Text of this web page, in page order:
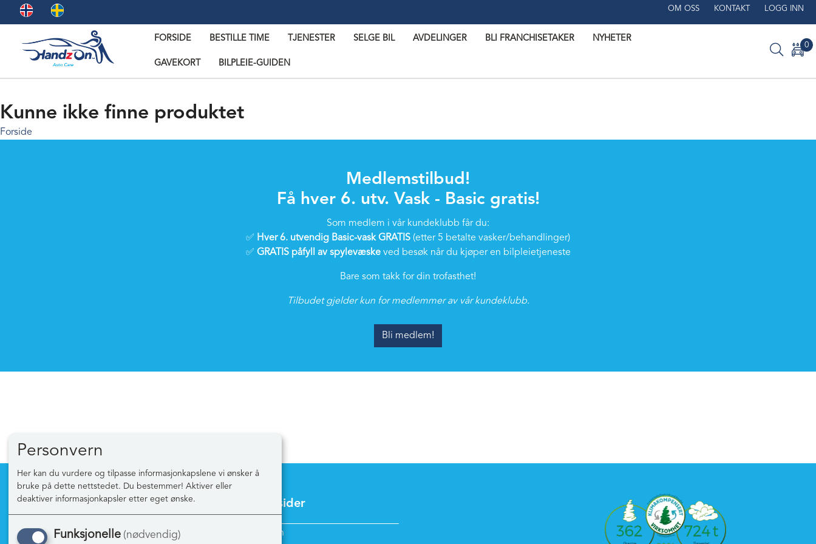
OM OSS KONTAKT LOGG INN
FORSIDE BESTILLE TIME TJENESTER SELGE BIL AVDELINGER BLI FRANCHISETAKER NYHETER
GAVEKORT BILPLEIE-GUIDEN
0
Kunne ikke finne produktet
Forside
Medlemstilbud!
Få hver 6. utv. Vask - Basic gratis!
Som medlem i vår kundeklubb får du:
✅ Hver 6. utvendig Basic-vask GRATIS (etter 5 betalte vasker/behandlinger)
✅ GRATIS påfyll av spylevæskeved besøk når du kjøper en bilpleietjeneste
Bare som takk for din trofasthet!
Tilbudet gjelder kun for medlemmer av vår kundeklubb.
Bli medlem!
Informasjon
Om oss
Mine sider
Logg inn
Personvern
Her kan du vurdere og tilpasse informasjonkapslene vi ønsker å
bruke på dette nettstedet. Du bestemmer! Aktiver eller
deaktiver informasjonkapsler etter eget ønske.
Funksjonelle (nødvendig)